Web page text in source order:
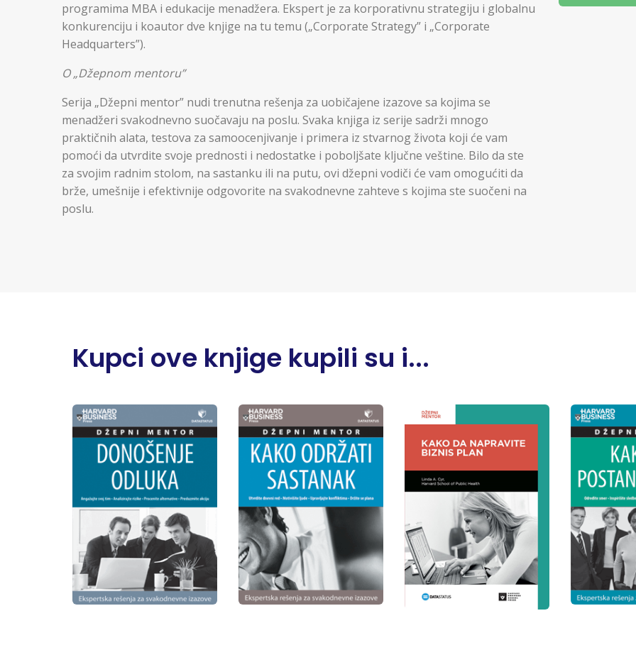
programima MBA i edukacije menadžera. Ekspert je za korporativnu strategiju i globalnu
konkurenciju i koautor dve knjige na tu temu („Corporate Strategy” i „Corporate
Headquarters”).
O „Džepnom mentoru”
Serija „Džepni mentor” nudi trenutna rešenja za uobičajene izazove sa kojima se
menadžeri svakodnevno suočavaju na poslu. Svaka knjiga iz serije sadrži mnogo
praktičnih alata, testova za samoocenjivanje i primera iz stvarnog života koji će vam
pomoći da utvrdite svoje prednosti i nedostatke i poboljšate ključne veštine. Bilo da ste
za svojim radnim stolom, na sastanku ili na putu, ovi džepni vodiči će vam omogućiti da
brže, umešnije i efektivnije odgovorite na svakodnevne zahteve s kojima ste suočeni na
poslu.
Kupci ove knjige kupili su i...